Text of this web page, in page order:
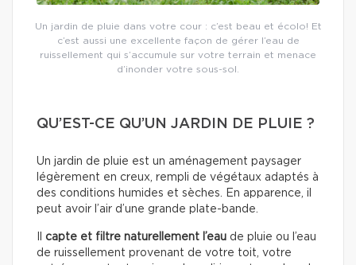
Un jardin de pluie dans votre cour : c’est beau et écolo! Et
c’est aussi une excellente façon de gérer l’eau de
ruissellement qui s’accumule sur votre terrain et menace
d’inonder votre sous-sol.
QU’EST-CE QU’UN JARDIN DE PLUIE ?
Un jardin de pluie est un aménagement paysager
légèrement en creux, rempli de végétaux adaptés à
des conditions humides et sèches. En apparence, il
peut avoir l’air d’une grande plate-bande.
capte et filtre naturellement l’eau de pluie ou l’eau
de ruissellement provenant de votre toit, votre